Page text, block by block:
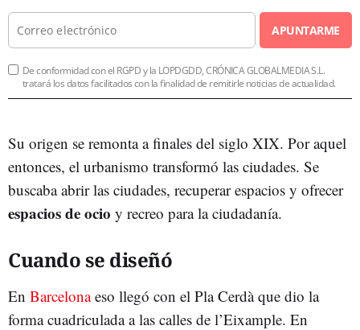
APUNTARME
De conformidad con el RGPD y la LOPDGDD, CRÓNICA GLOBALMEDIA S.L.
tratará los datos facilitados con la finalidad de remitirle noticias de actualidad.
Su origen se remonta a finales del siglo XIX. Por aquel
entonces, el urbanismo transformó las ciudades. Se
buscaba abrir las ciudades, recuperar espacios y ofrecer
espacios de ocio y recreo para la ciudadanía.
Cuando se diseñó
En Barcelonaeso llegó con el Pla Cerdà que dio la
forma cuadriculada a las calles de l’Eixample. En